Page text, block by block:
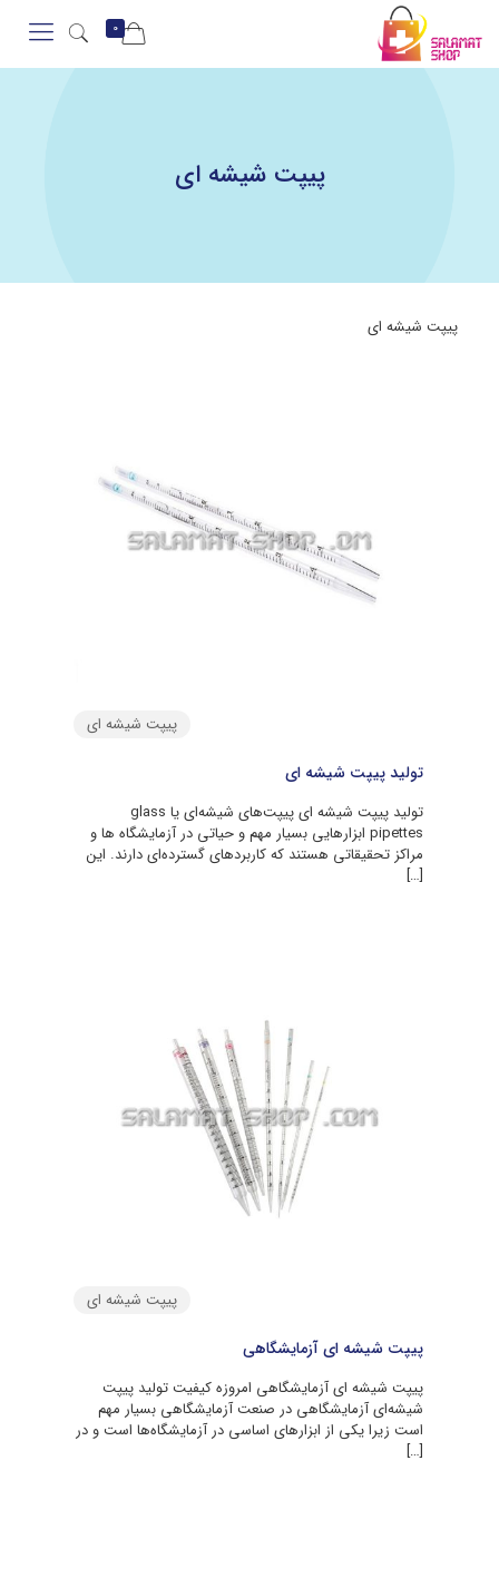
0
پیپت شیشه ای
پیپت شیشه ای
پیپت شیشه ای
تولید پیپت شیشه ای
تولید پیپت شیشه ای پیپت‌های شیشه‌ای یا glass
pipettes ابزارهایی بسیار مهم و حیاتی در آزمایشگاه‌ ها و
مراکز تحقیقاتی هستند که کاربردهای گسترده‌ای دارند. این
[…]
پیپت شیشه ای
پیپت شیشه ای آزمایشگاهی
پیپت شیشه ای آزمایشگاهی امروزه کیفیت تولید پیپت
شیشه‌ای آزمایشگاهی در صنعت آزمایشگاهی بسیار مهم
است زیرا یکی از ابزارهای اساسی در آزمایشگاه‌ها است و در
[…]